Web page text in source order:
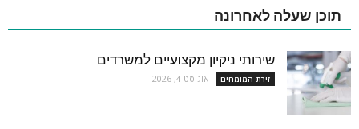
תוכן שעלה לאחרונה
שירותי ניקיון מקצועיים למשרדים
זירת המומחים אוגוסט 4, 2026